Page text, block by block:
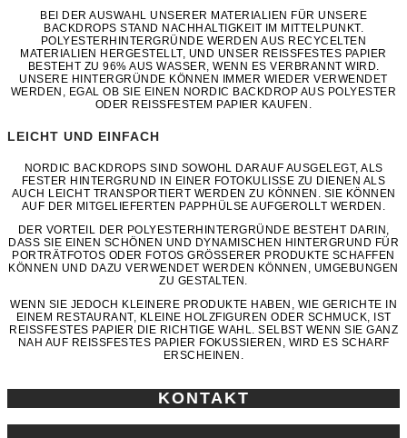
BEI DER AUSWAHL UNSERER MATERIALIEN FÜR UNSERE
BACKDROPS STAND NACHHALTIGKEIT IM MITTELPUNKT.
POLYESTERHINTERGRÜNDE WERDEN AUS RECYCELTEN
MATERIALIEN HERGESTELLT, UND UNSER REISSFESTES PAPIER B
ESTEHT ZU 96% AUS WASSER, WENN ES VERBRANNT WIRD.
UNSERE HINTERGRÜNDE KÖNNEN IMMER WIEDER VERWENDET
WERDEN, EGAL OB SIE EINEN NORDIC BACKDROP AUS POLYESTER
ODER REISSFESTEM PAPIER KAUFEN.
LEICHT UND EINFACH
NORDIC BACKDROPS SIND SOWOHL DARAUF AUSGELEGT, ALS
FESTER HINTERGRUND IN EINER FOTOKULISSE ZU DIENEN ALS
AUCH LEICHT TRANSPORTIERT WERDEN ZU KÖNNEN. SIE KÖNNEN
AUF DER MITGELIEFERTEN PAPPHÜLSE AUFGEROLLT WERDEN.
DER VORTEIL DER POLYESTERHINTERGRÜNDE BESTEHT DARIN,
DASS SIE EINEN SCHÖNEN UND DYNAMISCHEN HINTERGRUND FÜR
PORTRÄTFOTOS ODER FOTOS GRÖSSERER PRODUKTE SCHAFFEN K
ÖNNEN UND DAZU VERWENDET WERDEN KÖNNEN, UMGEBUNGEN Z
U GESTALTEN.
WENN SIE JEDOCH KLEINERE PRODUKTE HABEN, WIE GERICHTE IN
EINEM RESTAURANT, KLEINE HOLZFIGUREN ODER SCHMUCK, IST
REISSFESTES PAPIER DIE RICHTIGE WAHL. SELBST WENN SIE GANZ N
AH AUF REISSFESTES PAPIER FOKUSSIEREN, WIRD ES SCHARF ER
SCHEINEN.
KONTAKT